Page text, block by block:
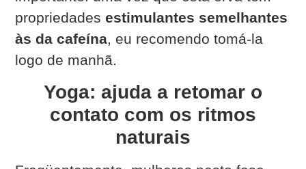
propriedadesestimulantes semelhantes
às da cafeína, eu recomendo tomá-la
logo de manhã.
Yoga: ajuda a retomar o
contato com os ritmos
naturais